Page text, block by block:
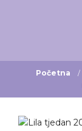
Početna